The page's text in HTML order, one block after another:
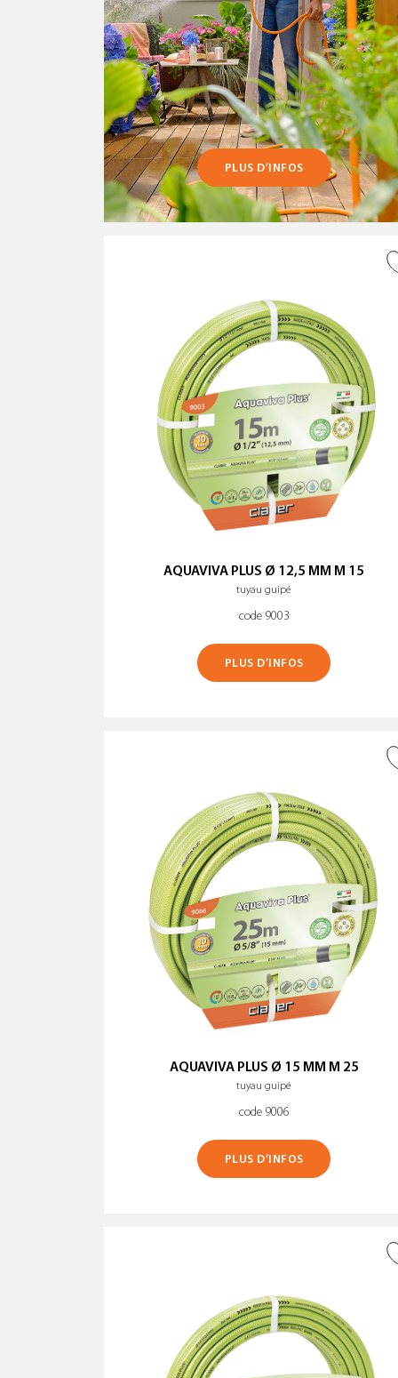
PLUS D’INFOS
AQUAVIVA PLUS Ø 12,5 MM M 15
tuyau guipé
code 9003
PLUS D’INFOS
AQUAVIVA PLUS Ø 15 MM M 25
tuyau guipé
code 9006
PLUS D’INFOS